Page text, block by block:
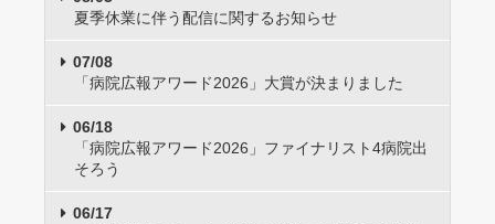
夏季休業に伴う配信に関するお知らせ
07/08
「病院広報アワード2026」大賞が決まりました
06/18
「病院広報アワード2026」ファイナリスト4病院出
そろう
06/17